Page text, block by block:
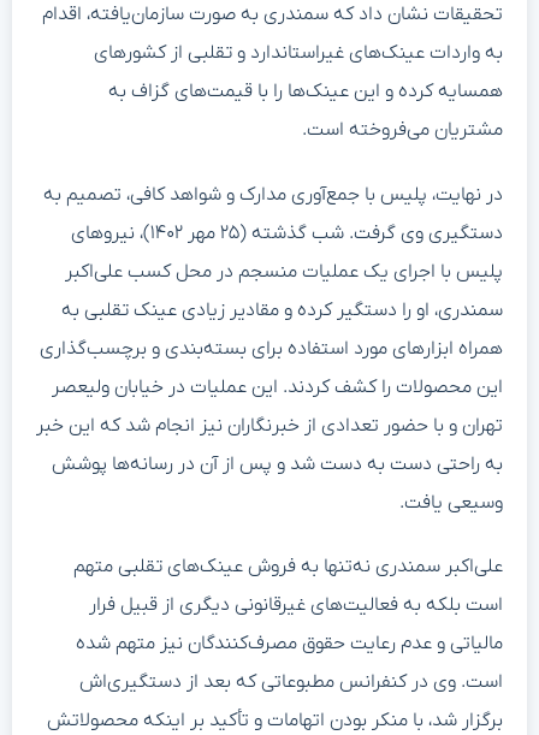
تحقیقات نشان داد که سمندری به صورت سازمان‌یافته، اقدام
به واردات عینک‌های غیراستاندارد و تقلبی از کشورهای
همسایه کرده و این عینک‌ها را با قیمت‌های گزاف به
مشتریان می‌فروخته است.
در نهایت، پلیس با جمع‌آوری مدارک و شواهد کافی، تصمیم به
دستگیری وی گرفت. شب گذشته (۲۵ مهر ۱۴۰۲)، نیروهای
پلیس با اجرای یک عملیات منسجم در محل کسب علی‌اکبر
سمندری، او را دستگیر کرده و مقادیر زیادی عینک تقلبی به
همراه ابزارهای مورد استفاده برای بسته‌بندی و برچسب‌گذاری
این محصولات را کشف کردند. این عملیات در خیابان ولیعصر
تهران و با حضور تعدادی از خبرنگاران نیز انجام شد که این خبر
به راحتی دست به دست شد و پس از آن در رسانه‌ها پوشش
وسیعی یافت.
علی‌اکبر سمندری نه‌تنها به فروش عینک‌های تقلبی متهم
است بلکه به فعالیت‌های غیرقانونی دیگری از قبیل فرار
مالیاتی و عدم رعایت حقوق مصرف‌کنندگان نیز متهم شده
است. وی در کنفرانس مطبوعاتی که بعد از دستگیری‌اش
برگزار شد، با منکر بودن اتهامات و تأکید بر اینکه محصولاتش